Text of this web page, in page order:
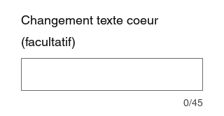
Changement texte coeur
(facultatif)
0/45